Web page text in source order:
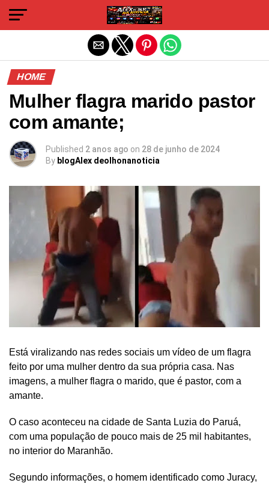
HOME
Mulher flagra marido pastor
com amante;
Published 2 anos ago on 28 de junho de 2024
By blogAlex deolhonanoticia
Está viralizando nas redes sociais um vídeo de um flagra
feito por uma mulher dentro da sua própria casa. Nas
imagens, a mulher flagra o marido, que é pastor, com a
amante.
O caso aconteceu na cidade de Santa Luzia do Paruá,
com uma população de pouco mais de 25 mil habitantes,
no interior do Maranhão.
Segundo informações, o homem identificado como Juracy,
Sair da versão mobile